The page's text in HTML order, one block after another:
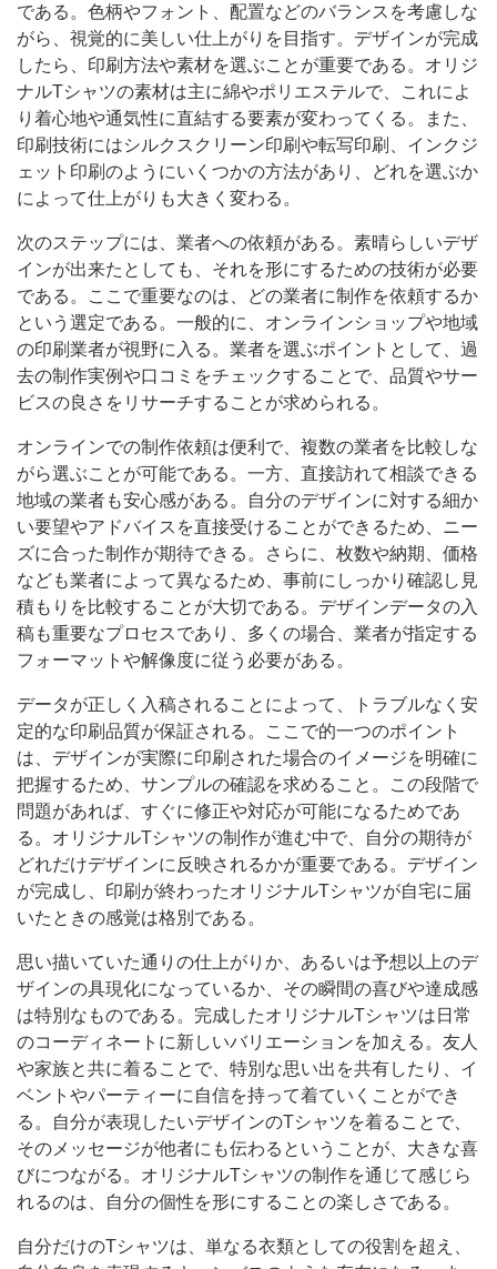
である。色柄やフォント、配置などのバランスを考慮しな
がら、視覚的に美しい仕上がりを目指す。デザインが完成
したら、印刷方法や素材を選ぶことが重要である。オリジ
ナルTシャツの素材は主に綿やポリエステルで、これによ
り着心地や通気性に直結する要素が変わってくる。また、
印刷技術にはシルクスクリーン印刷や転写印刷、インクジ
ェット印刷のようにいくつかの方法があり、どれを選ぶか
によって仕上がりも大きく変わる。
次のステップには、業者への依頼がある。素晴らしいデザ
インが出来たとしても、それを形にするための技術が必要
である。ここで重要なのは、どの業者に制作を依頼するか
という選定である。一般的に、オンラインショップや地域
の印刷業者が視野に入る。業者を選ぶポイントとして、過
去の制作実例や口コミをチェックすることで、品質やサー
ビスの良さをリサーチすることが求められる。
オンラインでの制作依頼は便利で、複数の業者を比較しな
がら選ぶことが可能である。一方、直接訪れて相談できる
地域の業者も安心感がある。自分のデザインに対する細か
い要望やアドバイスを直接受けることができるため、ニー
ズに合った制作が期待できる。さらに、枚数や納期、価格
なども業者によって異なるため、事前にしっかり確認し見
積もりを比較することが大切である。デザインデータの入
稿も重要なプロセスであり、多くの場合、業者が指定する
フォーマットや解像度に従う必要がある。
データが正しく入稿されることによって、トラブルなく安
定的な印刷品質が保証される。ここで的一つのポイント
は、デザインが実際に印刷された場合のイメージを明確に
把握するため、サンプルの確認を求めること。この段階で
問題があれば、すぐに修正や対応が可能になるためであ
る。オリジナルTシャツの制作が進む中で、自分の期待が
どれだけデザインに反映されるかが重要である。デザイン
が完成し、印刷が終わったオリジナルTシャツが自宅に届
いたときの感覚は格別である。
思い描いていた通りの仕上がりか、あるいは予想以上のデ
ザインの具現化になっているか、その瞬間の喜びや達成感
は特別なものである。完成したオリジナルTシャツは日常
のコーディネートに新しいバリエーションを加える。友人
や家族と共に着ることで、特別な思い出を共有したり、イ
ベントやパーティーに自信を持って着ていくことができ
る。自分が表現したいデザインのTシャツを着ることで、
そのメッセージが他者にも伝わるということが、大きな喜
びにつながる。オリジナルTシャツの制作を通じて感じら
れるのは、自分の個性を形にすることの楽しさである。
自分だけのTシャツは、単なる衣類としての役割を超え、